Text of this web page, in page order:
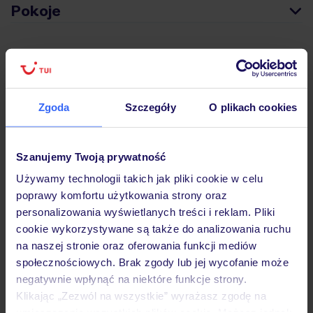
Zgoda Szczegóły O plikach cookies
Szanujemy Twoją prywatność
Używamy technologii takich jak pliki cookie w celu
poprawy komfortu użytkowania strony oraz
personalizowania wyświetlanych treści i reklam. Pliki
cookie wykorzystywane są także do analizowania ruchu
na naszej stronie oraz oferowania funkcji mediów
społecznościowych. Brak zgody lub jej wycofanie może
negatywnie wpłynąć na niektóre funkcje strony.
Klikając „Zezwól na wszystkie” wyrażasz zgodę na
Pokoje
Wyżywienie
Atrakcje
Ważne informacje
Często zadawane pytania
Jak zmienić uczestników/osobę zgłaszającą?
Czy w Hotelu będzie przedstawiciel TUI?
Na jakiej podstawie i gdzie otrzymam karty
pokładowe/bilety lotnicze?